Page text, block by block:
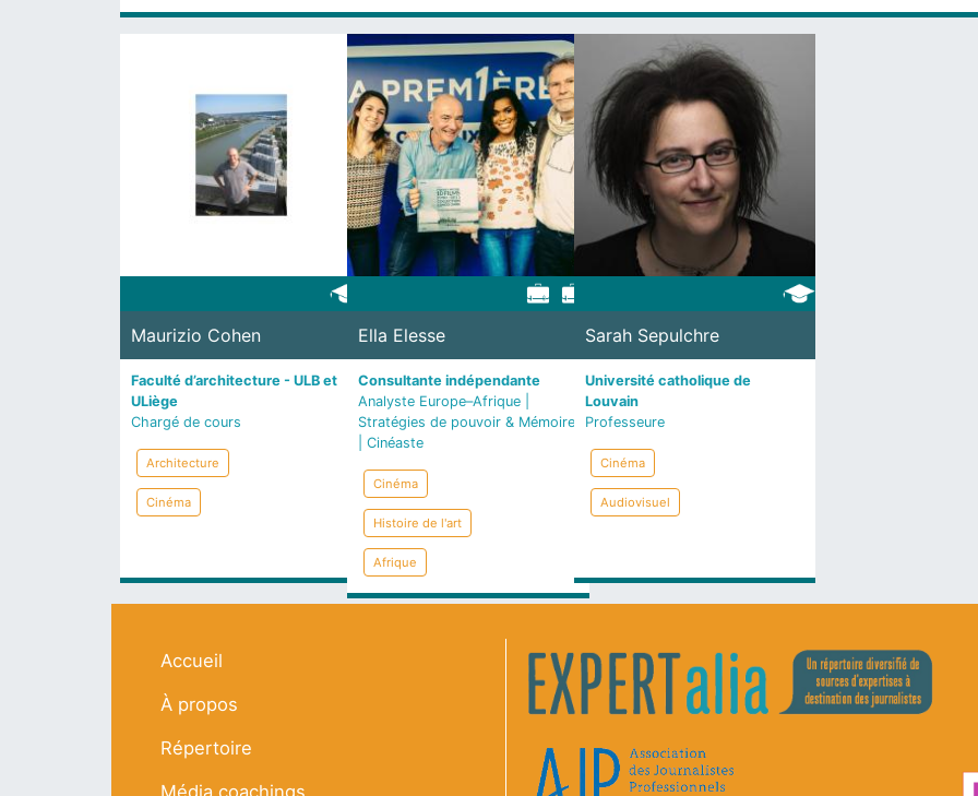
Maurizio Cohen
Faculté d’architecture - ULB et
ULiège
Chargé de cours
Architecture
Cinéma
Ella Elesse
Consultante indépendante
Analyste Europe–Afrique |
Stratégies de pouvoir & Mémoire
| Cinéaste
Cinéma
Histoire de l'art
Afrique
Sarah Sepulchre
Université catholique de
Louvain
Professeure
Cinéma
Audiovisuel
Navigation principale
Accueil
À propos
Répertoire
Média coachings